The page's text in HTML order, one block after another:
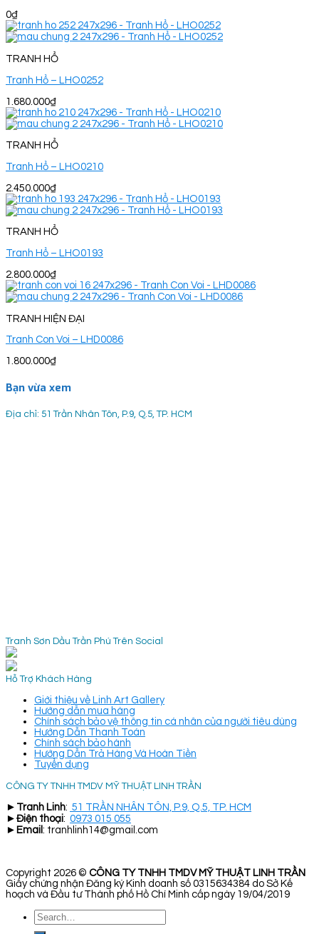
0₫
TRANH HỔ
Tranh Hổ – LHO0252
1.680.000₫
TRANH HỔ
Tranh Hổ – LHO0210
2.450.000₫
TRANH HỔ
Tranh Hổ – LHO0193
2.800.000₫
TRANH HIỆN ĐẠI
Tranh Con Voi – LHD0086
1.800.000₫
Bạn vừa xem
Địa chỉ: 51 Trần Nhân Tôn, P.9, Q.5, TP. HCM
Tranh Sơn Dầu Trần Phú Trên Social
Hỗ Trợ Khách Hàng
Giới thiệu về Linh Art Gallery
Hướng dẫn mua hàng
Chính sách bảo vệ thông tin cá nhân của người tiêu dùng
Hướng Dẫn Thanh Toán
Chính sách bảo hành
Hướng Dẫn Trả Hàng Và Hoàn Tiền
Tuyển dụng
CÔNG TY TNHH TMDV MỸ THUẬT LINH TRẦN
► Tranh Linh: 51 TRẦN NHÂN TÔN, P.9, Q.5, TP. HCM
► Điện thoại: 0973 015 055
► Email : tranhlinh14@gmail.com
Copyright 2026 © CÔNG TY TNHH TMDV MỸ THUẬT LINH TRẦN
Giấy chứng nhận Đăng ký Kinh doanh số 0315634384 do Sở Kế
hoạch và Đầu tư Thành phố Hồ Chí Minh cấp ngày 19/04/2019
Search
for: